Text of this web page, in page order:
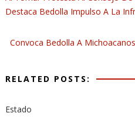
Destaca Bedolla Impulso A La
Convoca Bedolla A
RELATED POSTS:
Estado